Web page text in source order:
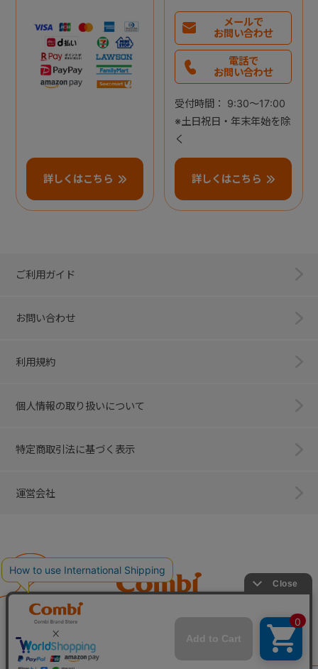
詳しくはこちら
メールで
お問い合わせ
電話で
お問い合わせ
受付時間： 9:30～17:00
※土日祝日・年末年始を除
く
詳しくはこちら
ご利用ガイド
お問い合わせ
利用規約
個人情報の取り扱いについて
特定商取引法に基づく表示
運営会社
子育てに、イノベーションを。
ベビー用品のコンビ株式会社